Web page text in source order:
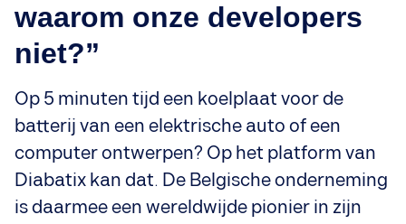
waarom onze developers
niet?”
Op 5 minuten tijd een koelplaat voor de
batterij van een elektrische auto of een
computer ontwerpen? Op het platform van
Diabatix kan dat. De Belgische onderneming
is daarmee een wereldwijde pionier in zijn